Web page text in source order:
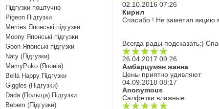
Підгузки поштучно
Pigeon Підгузки
Merries Японські підгузки
Moony Японські підгузки
Goon Японські підгузки
Naty (Підгузки)
MamyPoko (Японія)
Bella Happy Підгузки
Giggles (Підгузки)
Dada (Польща) Підгузки
Bebem (Підгузки)
02.10.2016 07:26
Кирил
Спасибо ! Не заметил акцию
Всегда рады подсказать:)
26.04.2017 09:26
Амбарцумян жанна
Цены приятно удивляют
04.09.2018 08:17
Anonymous
Салфетки влажные